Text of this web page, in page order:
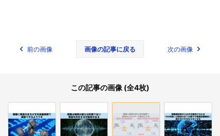
前の画像 画像の記事に戻る 次の画像
この記事の画像 (全4枚)